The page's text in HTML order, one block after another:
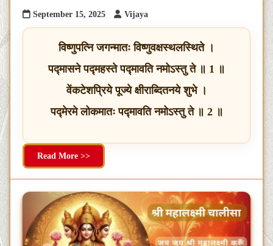
September 15, 2025 Vijaya
विष्णुपत्नि जगन्मातः विष्णुवक्षस्थलस्थिते ।
पद्मासने पद्महस्ते पद्मावति नमोऽस्तु ते ॥ 1 ॥
वेंकटेशप्रिये पूज्ये क्षीराब्दितनये शुभे ।
पद्मेरमे लोकमातः पद्मावति नमोऽस्तु ते ॥ 2 ॥
Read More >>